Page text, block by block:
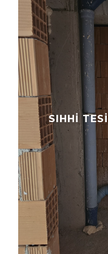
SIHHI